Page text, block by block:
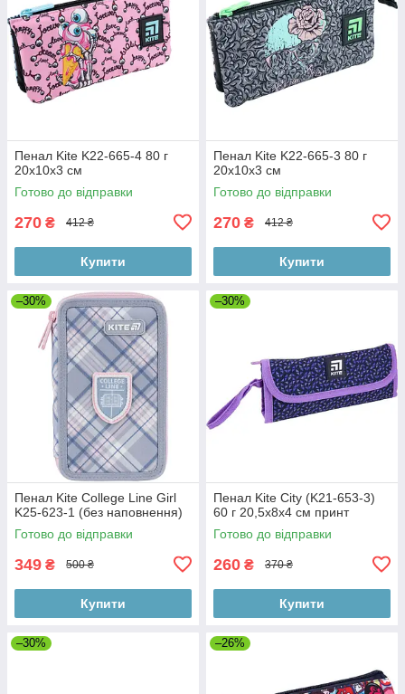
Пенал Kite K22-665-4 80 г
20x10x3 см
Готово до відправки
270 ₴ 412 ₴
Купити
Пенал Kite K22-665-3 80 г
20x10x3 см
Готово до відправки
270 ₴ 412 ₴
Купити
–30%
Пенал Kite College Line Girl
K25-623-1 (без наповнення)
Готово до відправки
349 ₴ 500 ₴
Купити
–30%
Пенал Kite City (K21-653-3)
60 г 20,5x8x4 см принт
Готово до відправки
260 ₴ 370 ₴
Купити
–30% –26%